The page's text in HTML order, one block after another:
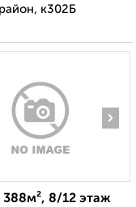
к302Б
›
388м², 8/12 этаж